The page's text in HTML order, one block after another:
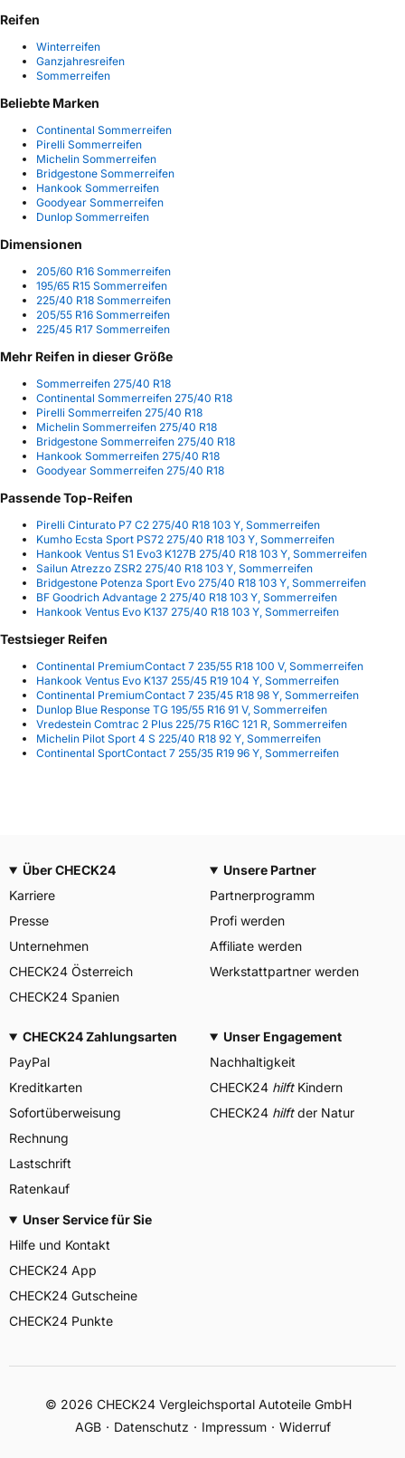
Reifen
Winterreifen
Ganzjahresreifen
Sommerreifen
Beliebte Marken
Continental Sommerreifen
Pirelli Sommerreifen
Michelin Sommerreifen
Bridgestone Sommerreifen
Hankook Sommerreifen
Goodyear Sommerreifen
Dunlop Sommerreifen
Dimensionen
205/60 R16 Sommerreifen
195/65 R15 Sommerreifen
225/40 R18 Sommerreifen
205/55 R16 Sommerreifen
225/45 R17 Sommerreifen
Mehr Reifen in dieser Größe
Sommerreifen 275/40 R18
Continental Sommerreifen 275/40 R18
Pirelli Sommerreifen 275/40 R18
Michelin Sommerreifen 275/40 R18
Bridgestone Sommerreifen 275/40 R18
Hankook Sommerreifen 275/40 R18
Goodyear Sommerreifen 275/40 R18
Passende Top-Reifen
Pirelli Cinturato P7 C2 275/40 R18 103 Y, Sommerreifen
Kumho Ecsta Sport PS72 275/40 R18 103 Y, Sommerreifen
Hankook Ventus S1 Evo3 K127B 275/40 R18 103 Y, Sommerreifen
Sailun Atrezzo ZSR2 275/40 R18 103 Y, Sommerreifen
Bridgestone Potenza Sport Evo 275/40 R18 103 Y, Sommerreifen
BF Goodrich Advantage 2 275/40 R18 103 Y, Sommerreifen
Hankook Ventus Evo K137 275/40 R18 103 Y, Sommerreifen
Testsieger Reifen
Continental PremiumContact 7 235/55 R18 100 V, Sommerreifen
Hankook Ventus Evo K137 255/45 R19 104 Y, Sommerreifen
Continental PremiumContact 7 235/45 R18 98 Y, Sommerreifen
Dunlop Blue Response TG 195/55 R16 91 V, Sommerreifen
Vredestein Comtrac 2 Plus 225/75 R16C 121 R, Sommerreifen
Michelin Pilot Sport 4 S 225/40 R18 92 Y, Sommerreifen
Continental SportContact 7 255/35 R19 96 Y, Sommerreifen
Über CHECK24
Karriere
Presse
Unternehmen
CHECK24 Österreich
CHECK24 Spanien
Unsere Partner
Partnerprogramm
Profi werden
Affiliate werden
Werkstattpartner werden
CHECK24 Zahlungsarten
PayPal
Kreditkarten
Sofortüberweisung
Rechnung
Lastschrift
Ratenkauf
Unser Engagement
Nachhaltigkeit
CHECK24 hilftKindern
CHECK24 hilftder Natur
Unser Service für Sie
Hilfe und Kontakt
CHECK24 App
CHECK24 Gutscheine
CHECK24 Punkte
© 2026 CHECK24 Vergleichsportal Autoteile GmbH
AGB
Datenschutz Impressum Widerruf